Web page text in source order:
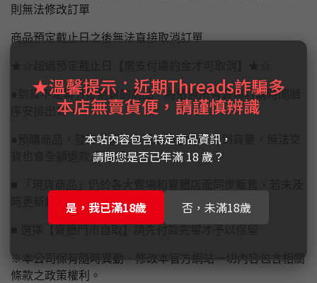
則無法修改訂單
商品預定截止日之後無法直接取消訂單
●到貨不足與分批到貨的商品，將依照所有賣場訂購時間順
序安排出貨。
●預購商品，發售日後才由原廠商通知台灣到貨量，無法交
貨也會全額退款,還請見諒。
時更新數量商品售完將通知取消訂單
※本公司保有隨時異動、修改本官方網站一切內容包含相關
條款之政策權利。
★溫馨提示：近期Threads詐騙多
本店無賣貨便，請謹慎辨識
本站內容包含特定商品資訊，
請問您是否已年滿 18 歲？
是，我已滿18歲 否，未滿18歲